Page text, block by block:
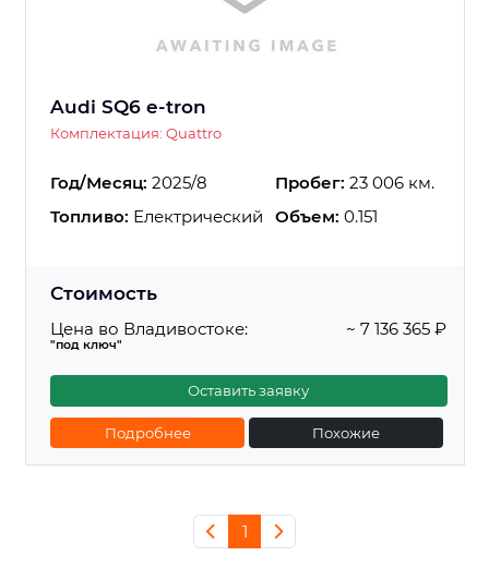
Audi SQ6 e-tron
Комплектация: Quattro
Год/Месяц: 2025/8 Пробег: 23 006 км.
Топливо: Електрический Объем: 0.151
Стоимость
Цена во Владивостоке:
"под ключ"
~ 7 136 365 ₽
Оставить заявку
Подробнее Похожие
1